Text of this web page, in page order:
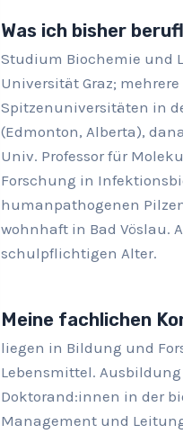
Was ich bisher
Studium Biochemie und
Universität Graz;
Spitzenuniversitäten in
(Edmonton, Alberta),
Univ. Professor für
Forschung in
humanpathogenen
wohnhaft in Bad Vöslau.
schulpflichtigen Alter.
Meine fachlichen
liegen in Bildung und
Lebensmittel.
Doktorand:innen in der
Management und